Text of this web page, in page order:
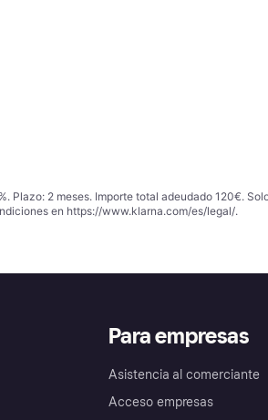
2 meses. Importe total adeudado 120€.
en https://www.klarna.com/es/legal/.
Para empresas
Asistencia al comerciante
Acceso empresas